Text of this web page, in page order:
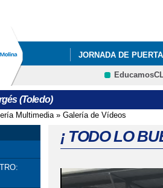
JORNADA DE
INFÓRMATE
DÍA INTERNACIONAL
PODCAST ALUMNOS
(Toledo)
aquí
Multimedia» Galería de Vídeos
¡ TODO LO